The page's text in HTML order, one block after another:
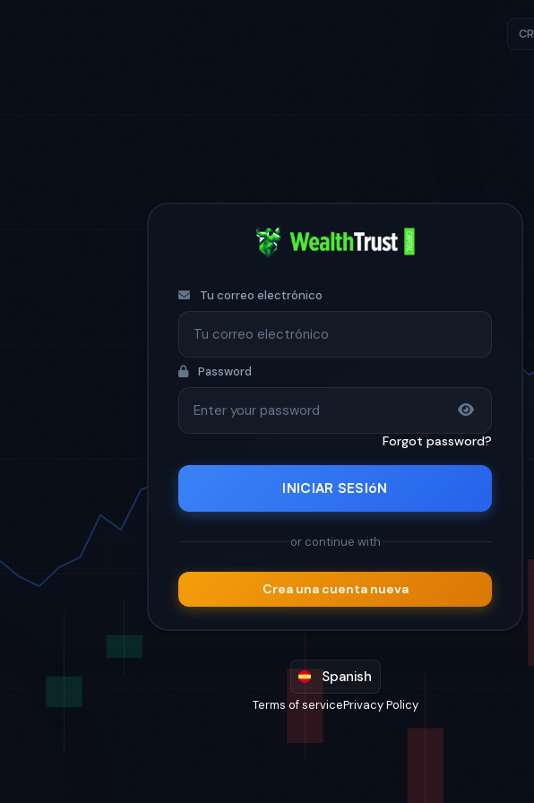
Tu correo electrónico
Password
Forgot password?
INICIAR SESIóN
or continue with
Crea una cuenta nueva
Spanish
Terms of servicePrivacy Policy